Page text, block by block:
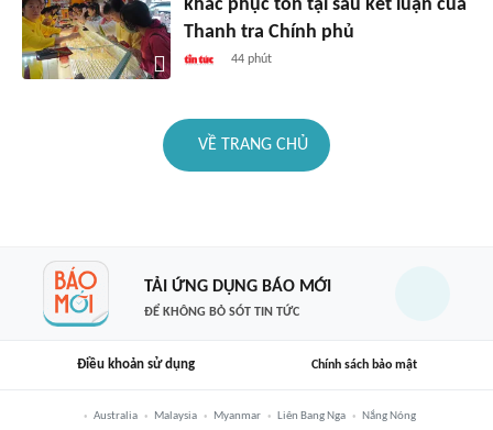
khắc phục tồn tại sau kết luận của
Thanh tra Chính phủ
44 phút
VỀ TRANG CHỦ
TẢI ỨNG DỤNG BÁO MỚI
ĐỂ KHÔNG BỎ SÓT TIN TỨC
Điều khoản sử dụng Chính sách bảo mật
Australia Malaysia Myanmar Liên Bang Nga Nắng Nóng